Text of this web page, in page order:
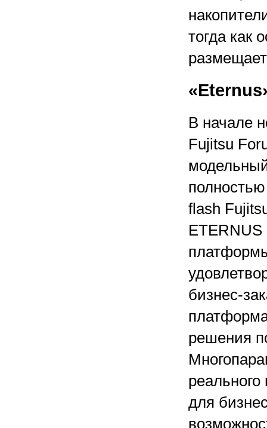
тогда как
В начале
Fujitsu
flash
ETERNUS
бизнес-
решения
для